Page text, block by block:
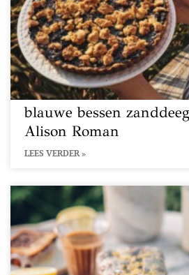
blauwe bessen
Alison Roman
LEES VERDER »